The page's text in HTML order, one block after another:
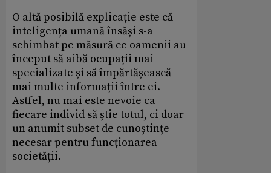
O altă posibilă explicație este că
inteligența umană însăși s-a
schimbat pe măsură ce oamenii au
început să aibă ocupații mai
specializate și să împărtășească
mai multe informații între ei.
Astfel, nu mai este nevoie ca
fiecare individ să știe totul, ci doar
un anumit subset de cunoștințe
necesar pentru funcționarea
societății.